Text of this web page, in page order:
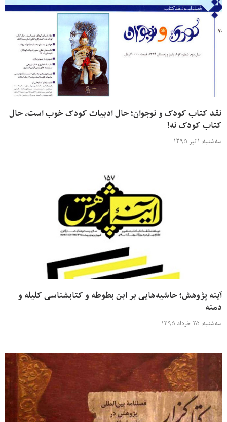
نقد کتاب کودک و نوجوان؛ حال ادبیات کودک خوب است، حال
کتاب کودک نه!
سه‌شنبه، ۱ تیر ۱۳۹۵
آینه پژوهش؛ حاشیه‌هایی بر ابن بطوطه و کتابشناسی کلیله و
دمنه
سه‌شنبه، ۲۵ خرداد ۱۳۹۵